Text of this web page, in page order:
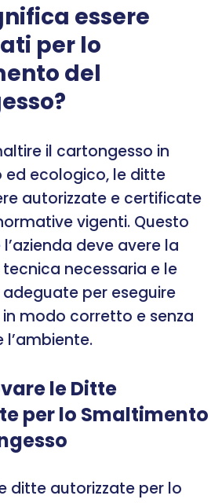
essere
per lo
del
il cartongesso in
ed ecologico, le ditte
autorizzate e certificate
vigenti. Questo
deve avere la
necessaria e le
per eseguire
in modo corretto e senza
le Ditte
per lo Smaltimento
ditte autorizzate per lo